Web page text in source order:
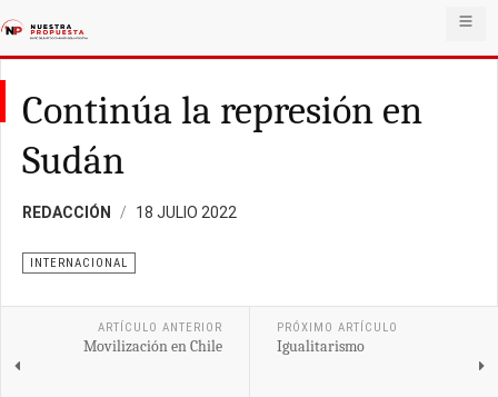
Continúa la represión en
Sudán
REDACCIÓN 18 JULIO 2022
INTERNACIONAL
ARTÍCULO ANTERIOR
Movilización en Chile
PRÓXIMO ARTÍCULO
Igualitarismo